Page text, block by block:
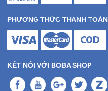
PHƯƠNG THỨC THANH TOÁN
KẾT NỐI VỚI BOBA SHOP